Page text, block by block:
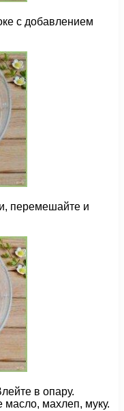
с добавлением
перемешайте и
в опару.
масло, махлеп, муку.